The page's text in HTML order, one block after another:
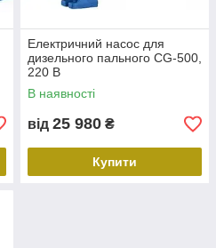
Електричний насос для
дизельного пального CG-500,
220 В
В наявності
від 25 980 ₴
Купити